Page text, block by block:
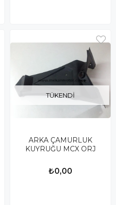
TÜKENDI
ARKA ÇAMURLUK
KUYRUĞU MCX ORJ
₺0,00